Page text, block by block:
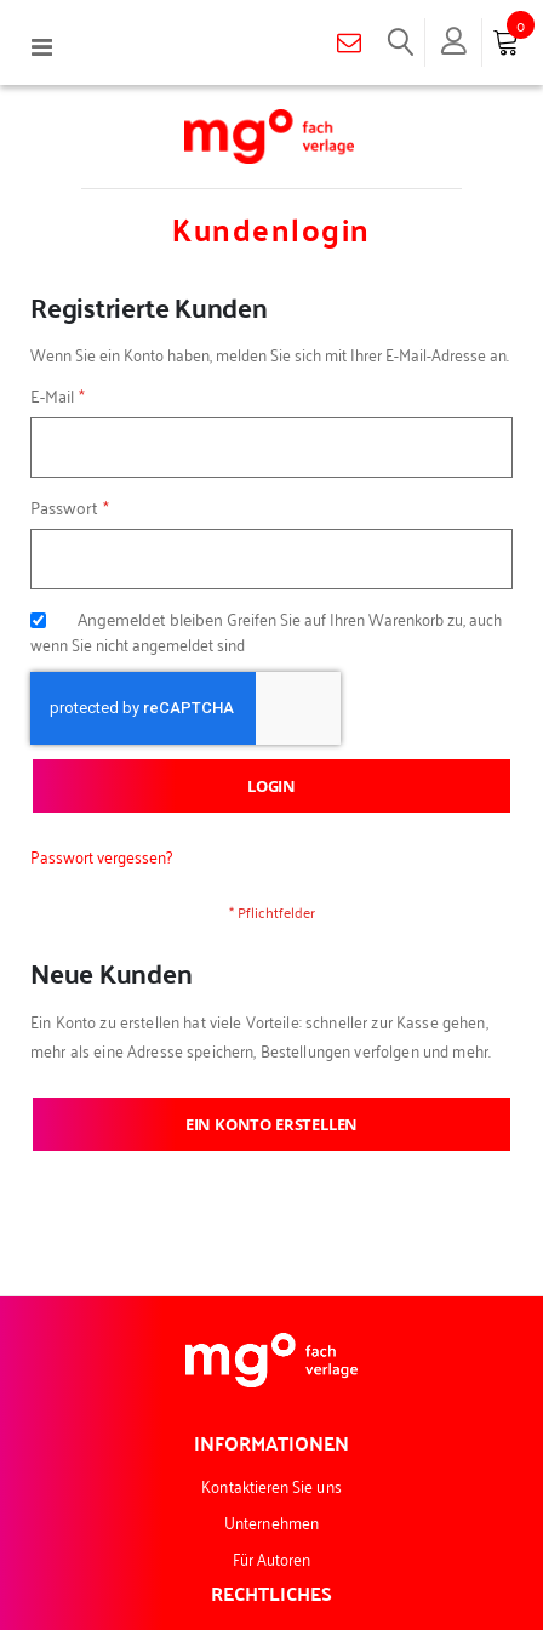
Navigation
0
Kundenlogin
Registrierte Kunden
Wenn Sie ein Konto haben, melden Sie sich mit Ihrer E-Mail-Adresse an.
E-Mail
Passwort
Angemeldet bleiben Greifen Sie auf Ihren Warenkorb zu, auch
wenn Sie nicht angemeldet sind
LOGIN
Passwort vergessen?
Neue Kunden
Ein Konto zu erstellen hat viele Vorteile: schneller zur Kasse gehen,
mehr als eine Adresse speichern, Bestellungen verfolgen und mehr.
EIN KONTO ERSTELLEN
INFORMATIONEN
Kontaktieren Sie uns
Unternehmen
Für Autoren
RECHTLICHES